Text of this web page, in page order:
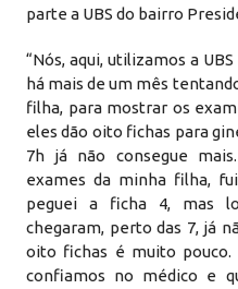
parte a UBS do bairro
“Nós, aqui, utilizamos a
há mais de um mês
filha, para mostrar os
eles dão oito fichas para
7h já não consegue
exames da minha filha,
peguei a ficha 4, mas
chegaram, perto das 7, já
oito fichas é muito pouco.
confiamos no médico e